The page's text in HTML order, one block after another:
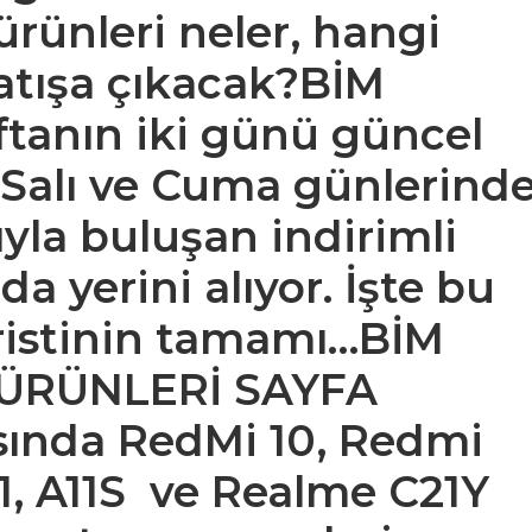
neler, hangi
çıkacak?BİM
iki günü güncel
ve Cuma
buluşan indirimli
yerini alıyor. İşte bu
tamamı…BİM
SAYFA
RedMi 10, Redmi
A11S ve Realme C21Y